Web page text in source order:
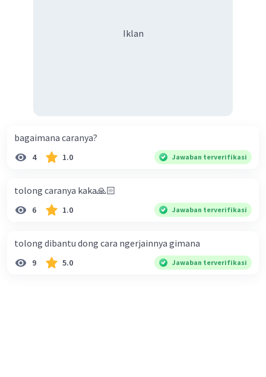
Iklan
bagaimana caranya?
4 1.0 Jawaban terverifikasi
tolong caranya kaka🙏🏻
6 1.0 Jawaban terverifikasi
tolong dibantu dong cara ngerjainnya gimana
9 5.0 Jawaban terverifikasi